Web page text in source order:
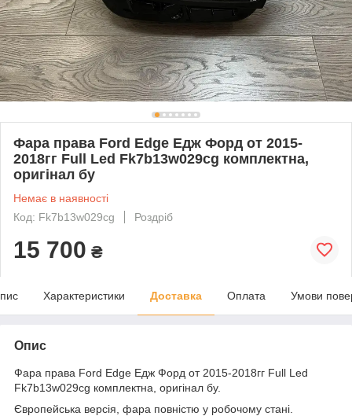
Фара права Ford Edge Едж Форд от 2015-
2018гг Full Led Fk7b13w029cg комплектна,
оригінал бу
Немає в наявності
Код: Fk7b13w029cg
Роздріб
15 700 ₴
Характеристики Доставка Оплата Умови
Опис
Фара права Ford Edge Едж Форд от 2015-2018гг Full Led
Fk7b13w029cg комплектна, оригінал бу.
Європейська версія, фара повністю у робочому стані.